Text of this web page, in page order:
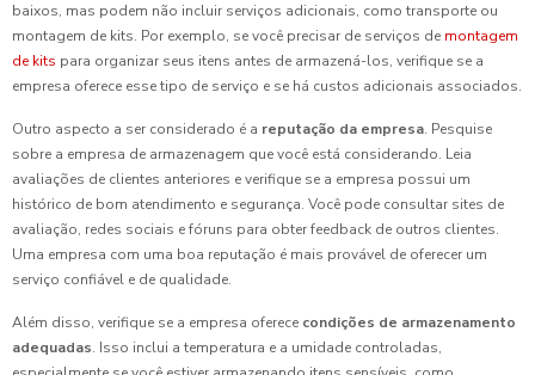
baixos, mas podem não incluir serviços adicionais, como transporte ou
montagem de kits. Por exemplo, se você precisar de serviços de montagem
de kits para organizar seus itens antes de armazená-los, verifique se a
empresa oferece esse tipo de serviço e se há custos adicionais associados.
Outro aspecto a ser considerado é a reputação da empresa. Pesquise
sobre a empresa de armazenagem que você está considerando. Leia
avaliações de clientes anteriores e verifique se a empresa possui um
histórico de bom atendimento e segurança. Você pode consultar sites de
avaliação, redes sociais e fóruns para obter feedback de outros clientes.
Uma empresa com uma boa reputação é mais provável de oferecer um
serviço confiável e de qualidade.
Além disso, verifique se a empresa oferece condições de armazenamento
adequadas. Isso inclui a temperatura e a umidade controladas,